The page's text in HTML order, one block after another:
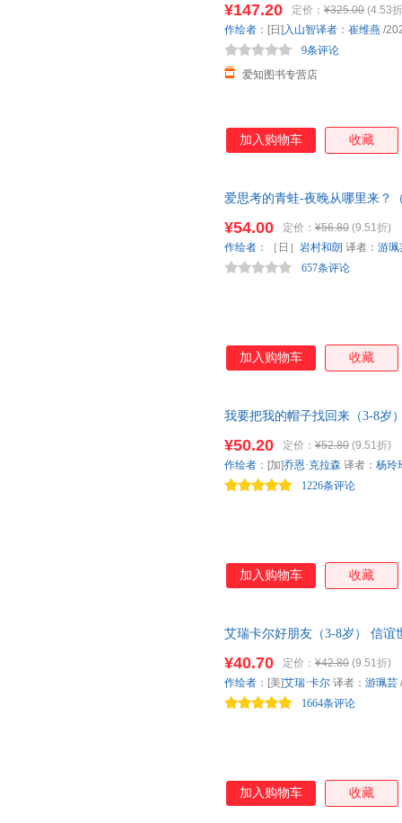
罚十
¥147.20 定价： ¥325.00 (4.53
爱知图书专营店
9条评论
作绘者 ：[日] 入山智译者 ： 崔维燕 /
加入购物车 收藏
爱思考的青蛙-夜晚从哪里来？
受思考的趣味和生活的哲学。
¥54.00 定价： ¥56.80 (9.51折)
657条评论
作绘者 ：［日］ 岩村和朗 译者： 游珮
加入购物车 收藏
我要把我的帽子找回来（3-8岁
作品。
¥50.20 定价： ¥52.80 (9.51折)
1226条评论
作绘者 ：[加]乔恩·克拉森 译者： 杨玲
加入购物车 收藏
艾瑞卡尔好朋友（3-8岁） 信谊
¥40.70 定价： ¥42.80 (9.51折)
1664条评论
作绘者 ：[美]艾瑞·卡尔 译者： 游珮芸
加入购物车 收藏